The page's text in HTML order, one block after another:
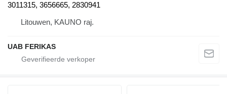
3011315, 3656665, 2830941
Litouwen, KAUNO raj.
UAB FERIKAS